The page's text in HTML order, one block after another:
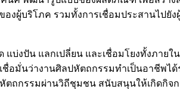
ผู้บริโภค รวมทั้งการเชื่อมประสานไปยั
งปัน แลกเปลี่ยน และเชื่อมโยงทั้งภาย
มั่นว่างานศิลปหัตถกรรมทำเป็นอาชีพไ
ถกรรมผ่านวิถีชุมชน สนับสนุนให้เกิดกิจก